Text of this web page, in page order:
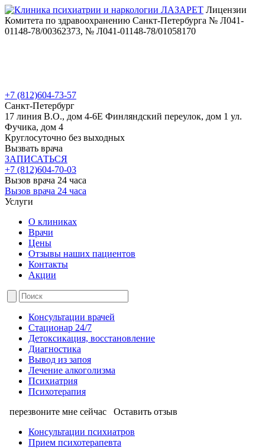
Лицензии
Комитета по здравоохранению Санкт-Петербурга № Л041-
01148-78/00362373, № Л041-01148-78/01058170
+7 (812)604-73-57
Санкт-Петербург
17 линия В.О., дом 4-6Е Финляндский переулок, дом 1 ул.
Фучика, дом 4
Круглосуточно без выходных
Вызвать врача
ЗАПИСАТЬСЯ
+7 (812)604-70-03
Вызов врача 24 часа
Вызов врача 24 часа
Услуги
О клиниках
Врачи
Цены
Отзывы наших пациентов
Контакты
Акции
Консультации врачей
Стационар 24/7
Детоксикация, восстановление
Диагностика
Вывод из запоя
Лечение алкоголизма
Психиатрия
Психотерапия
перезвоните мне сейчас
Оставить отзыв
Консультации психиатров
Прием психотерапевта